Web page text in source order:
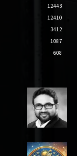
12443
12410
3412
1087
608